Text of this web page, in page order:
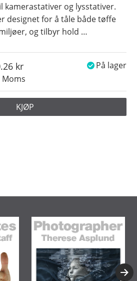
kamerastativer og lysstativer.
designet for å tåle både tøffe
og tilbyr hold …
Moms
På lager
KJØP